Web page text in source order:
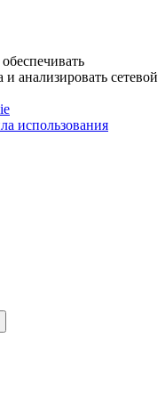
анализировать сетевой
использования